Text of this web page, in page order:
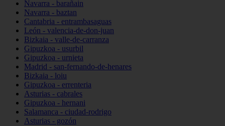
Navarra - barañain
Navarra - baztan
Cantabria - entrambasaguas
León - valencia-de-don-juan
Bizkaia - valle-de-carranza
Gipuzkoa - usurbil
Gipuzkoa - urnieta
Madrid - san-fernando-de-henares
Bizkaia - loiu
Gipuzkoa - errenteria
Asturias - cabrales
Gipuzkoa - hernani
Salamanca - ciudad-rodrigo
Asturias - gozón